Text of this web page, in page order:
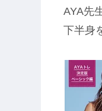
AYA先
下半身